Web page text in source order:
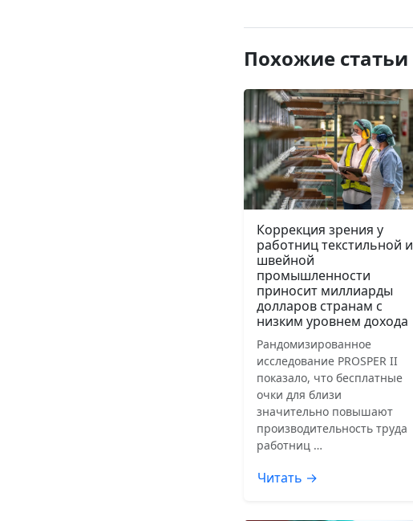
Похожие статьи
Коррекция зрения у
работниц текстильной и
швейной
промышленности
приносит миллиарды
долларов странам с
низким уровнем дохода
Рандомизированное
исследование PROSPER II
показало, что бесплатные
очки для близи
значительно повышают
производительность труда
работниц …
Читать →